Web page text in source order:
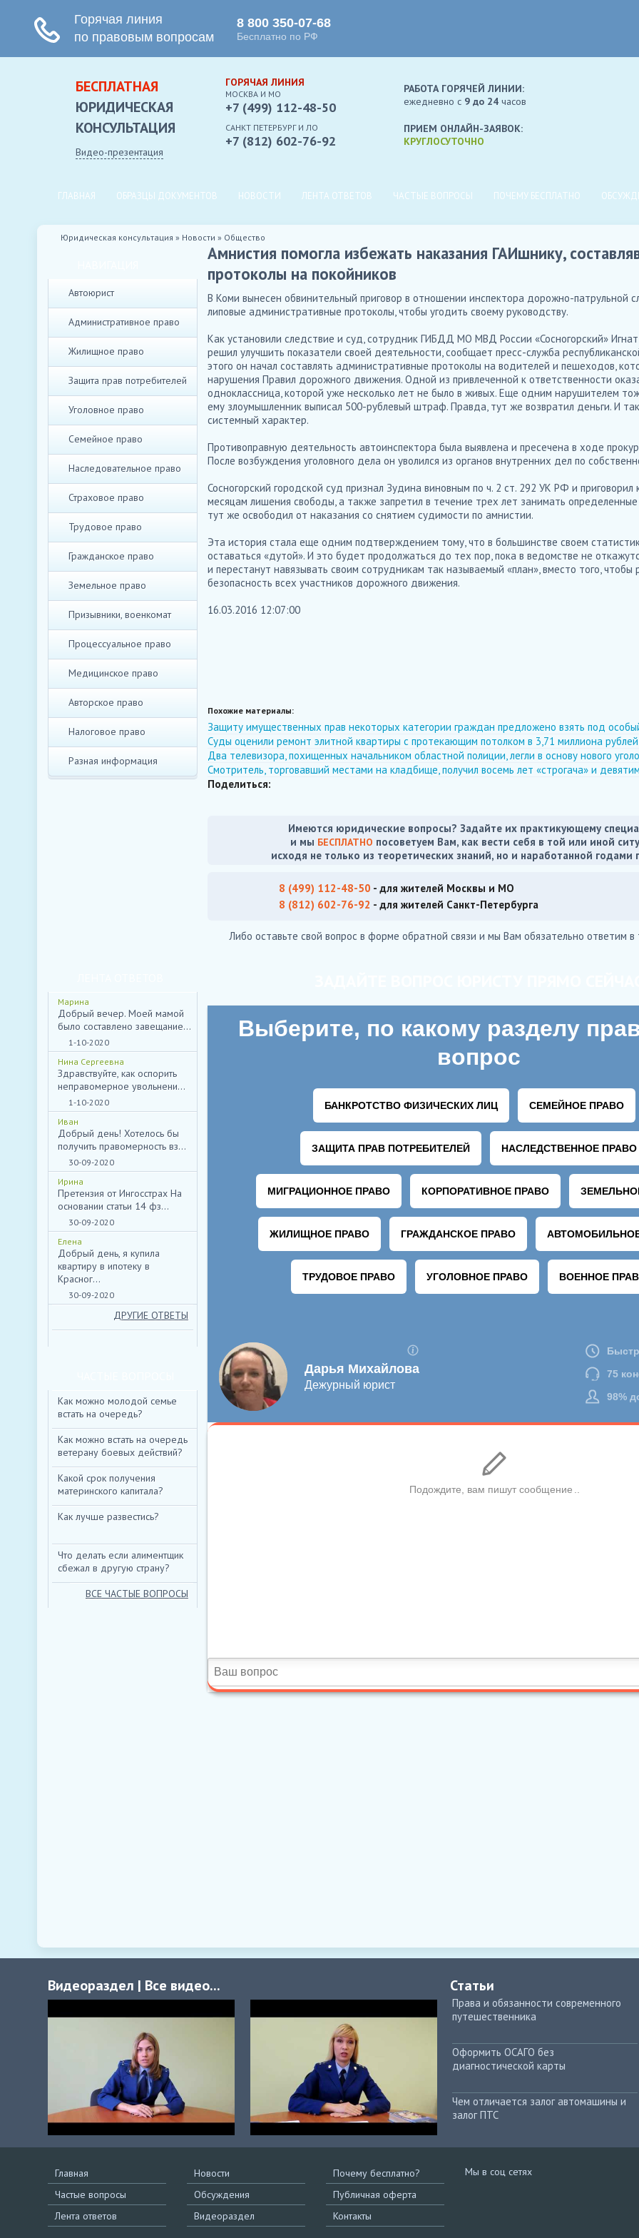
БЕСПЛАТНАЯ
ЮРИДИЧЕСКАЯ
КОНСУЛЬТАЦИЯ
Видео-презентация
ГОРЯЧАЯ ЛИНИЯ
МОСКВА И МО
+7 (499) 112-48-50
CАНКТ ПЕТЕРБУРГ И ЛО
+7 (812) 602-76-92
РАБОТА ГОРЯЧЕЙ ЛИНИИ:
ежедневно c 9 до 24 часов
ПРИЕМ ОНЛАЙН-ЗАЯВОК:
КРУГЛОСУТОЧНО
ГЛАВНАЯ ОБРАЗЦЫ ДОКУМЕНТОВ НОВОСТИ ЛЕНТА ОТВЕТОВ ЧАСТЫЕ ВОПРОСЫ ПОЧЕМУ БЕСПЛАТНО
Юридическая консультация » Новости » Общество
Автоюрист
Административное право
Жилищное право
Защита прав потребителей
Уголовное право
Семейное право
Наследовательное право
Страховое право
Трудовое право
Гражданское право
Земельное право
Призывники, военкомат
Процессуальное право
Медицинское право
Авторское право
Налоговое право
Разная информация
Марина
Добрый вечер. Моей мамой
было составлено завещание...
1-10-2020
Нина Сергеевна
Здравствуйте, как оспорить
неправомерное увольнени...
1-10-2020
Иван
Добрый день! Хотелось бы
получить правомерность вз...
30-09-2020
Ирина
Претензия от Ингосстрах На
основании статьи 14 фз...
30-09-2020
Елена
Добрый день, я купила
квартиру в ипотеку в
Красног...
30-09-2020
ДРУГИЕ ОТВЕТЫ
Как можно молодой семье
встать на очередь?
Как можно встать на очередь
ветерану боевых действий?
Какой срок получения
материнского капитала?
Как лучше развестись?
Что делать если алиментщик
сбежал в другую страну?
ВСЕ ЧАСТЫЕ ВОПРОСЫ
Амнистия помогла избежать наказания ГАИшнику,
протоколы на покойников
В Коми вынесен обвинительный приговор в отношении инспектора дорожно-патрульной
липовые административные протоколы, чтобы угодить своему руководству.
Как установили следствие и суд, сотрудник ГИБДД МО МВД России «Сосногорский»
решил улучшить показатели своей деятельности, сообщает пресс-служба
этого он начал составлять административные протоколы на водителей и пешеходов,
нарушения Правил дорожного движения. Одной из привлеченной к ответственности
одноклассница, которой уже несколько лет не было в живых. Еще одним нарушителем
ему злоумышленник выписал 500-рублевый штраф. Правда, тут же возвратил деньги. И
системный характер.
Противоправную деятельность автоинспектора была выявлена и пресечена в ходе
После возбуждения уголовного дела он уволился из органов внутренних дел по
Сосногорский городской суд признал Зудина виновным по ч. 2 ст. 292 УК РФ и
месяцам лишения свободы, а также запретил в течение трех лет занимать
тут же освободил от наказания со снятием судимости по амнистии.
Эта история стала еще одним подтверждением тому, что в большинстве своем
оставаться «дутой». И это будет продолжаться до тех пор, пока в ведомстве не
и перестанут навязывать своим сотрудникам так называемый «план», вместо того, чтобы
безопасность всех участников дорожного движения.
16.03.2016 12:07:00
Похожие материалы:
Защиту имущественных прав некоторых категории граждан предложено взять под
Суды оценили ремонт элитной квартиры с протекающим потолком в 3,71 миллиона рублей
Два телевизора, похищенных начальником областной полиции, легли в основу нового
Смотритель, торговавший местами на кладбище, получил восемь лет «строгача» и
Поделиться:
Имеются юридические вопросы? Задайте их практикующему
и мы БЕСПЛАТНО посоветуем Вам, как вести себя в той или иной
исходя не только из теоретических знаний, но и наработанной годами
8 (499) 112-48-50 - для жителей Москвы и МО
8 (812) 602-76-92 - для жителей Санкт-Петербурга
Либо оставьте свой вопрос в форме обратной связи и мы Вам обязательно ответим
E-MAIL:
ТЕКСТ:
Видеораздел | Все видео... Статьи
Права и обязанности современного
путешественника
Оформить ОСАГО без
диагностической карты
Чем отличается залог автомашины и
залог ПТС
Главная
Частые вопросы
Лента ответов
Новости
Обсуждения
Видеораздел
Почему бесплатно?
Публичная оферта
Контакты
Мы в соц сетях